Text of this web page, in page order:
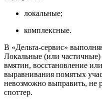
локальные;
комплексные.
В «Дельта-сервис»
Локальные (или
вмятин, восстановление
выравнивания помятых
невозможно выправить, не
споттер.